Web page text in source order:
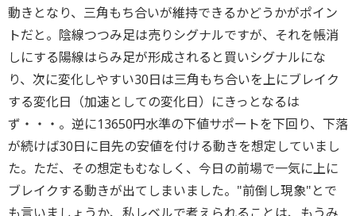
動きとなり、三角もち合いが維持できるかどうかがポイン
トだと。陰線つつみ足は売りシグナルですが、それを帳消
しにする陽線はらみ足が形成されると買いシグナルにな
り、次に変化しやすい30日は三角もち合いを上にブレイク
する変化日（加速としての変化日）にきっとなるは
ず・・・。逆に13650円水準の下値サポートを下回り、下落
が続けば30日に目先の安値を付ける動きを想定していまし
た。ただ、その想定もむなしく、今日の前場で一気に上に
ブレイクする動きが出てしまいました。"前倒し現象"とで